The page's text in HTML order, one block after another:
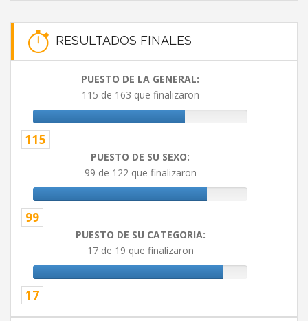
RESULTADOS FINALES
PUESTO DE LA GENERAL:
115 de 163 que finalizaron
115
PUESTO DE SU SEXO:
99 de 122 que finalizaron
99
PUESTO DE SU CATEGORIA:
17 de 19 que finalizaron
17